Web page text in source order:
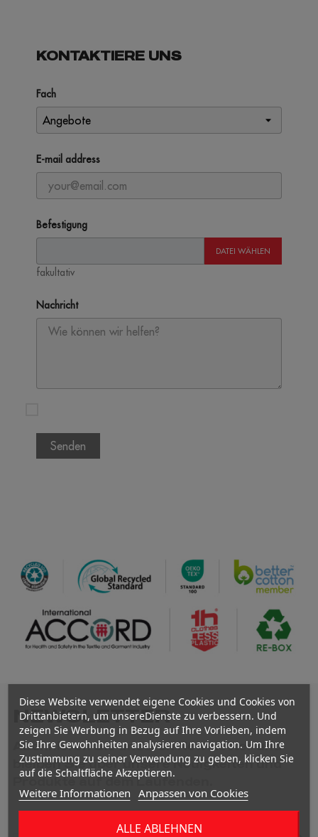
KONTAKTIERE UNS
Fach
E-mail address
Befestigung
DATEI WÄHLEN
fakultativ
Nachricht
NEWSLETTER
Abonnieren Sie unseren Newsletter und
bleiben Sie über unsere Neuigkeiten und
Produkte auf dem Laufenden.
Diese Website verwendet eigene Cookies und Cookies von
Drittanbietern, um unsereDienste zu verbessern. Und
zeigen Sie Werbung in Bezug auf Ihre Vorlieben, indem
Sie Ihre Gewohnheiten analysieren navigation. Um Ihre
Zustimmung zu seiner Verwendung zu geben, klicken Sie
auf die Schaltfläche Akzeptieren.
Weitere Informationen Anpassen von Cookies
ALLE ABLEHNEN